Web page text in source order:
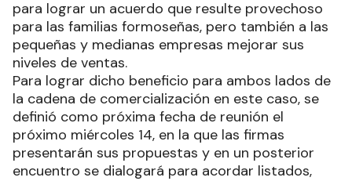
para lograr un acuerdo que resulte provechoso
para las familias formoseñas, pero también a las
pequeñas y medianas empresas mejorar sus
niveles de ventas.
Para lograr dicho beneficio para ambos lados de
la cadena de comercialización en este caso, se
definió como próxima fecha de reunión el
próximo miércoles 14, en la que las firmas
presentarán sus propuestas y en un posterior
encuentro se dialogará para acordar listados,